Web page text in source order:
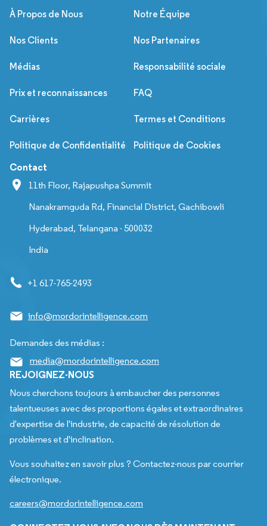
À Propos de Nous Notre Équipe
Nos Clients Nos Partenaires
Médias Responsabilité sociale
Prix et reconnaissances FAQ
Carrières Termes et Conditions
Politique de Confidentialité Politique de Cookies
Contact
11th Floor, Rajapushpa Summit
Nanakramguda Rd, Financial District, Gachibowli
Hyderabad, Telangana - 500032
India
+1 617-765-2493
info@mordorintelligence.com
Demandes des médias :
media@mordorintelligence.com
REJOIGNEZ-NOUS
Nous cherchons toujours à embaucher des personnes
talentueuses avec des proportions égales et extraordinaires
d'expertise de l'industrie, de capacité de résolution de
problèmes et d'inclination.
Vous souhaitez en savoir plus ? Contactez-nous par courrier
électronique.
careers@mordorintelligence.com